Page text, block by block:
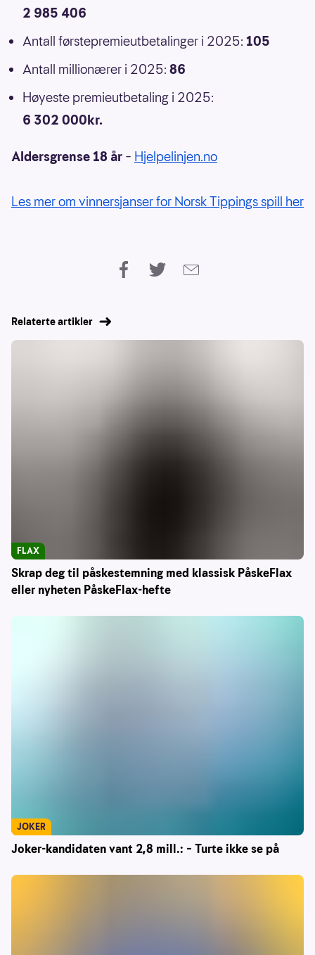
2 985 406
Antall førstepremieutbetalinger i 2025: 105
Antall millionærer i 2025: 86
Høyeste premieutbetaling i 2025:
6 302 000kr.
Aldersgrense 18 år – Hjelpelinjen.no
Les mer om vinnersjanser for Norsk Tippings spill her
Relaterte artikler
Skrap deg til påskestemning med klassisk PåskeFlax
eller nyheten PåskeFlax-hefte
FLAX
Joker-kandidaten vant 2,8 mill.: – Turte ikke se på
JOKER